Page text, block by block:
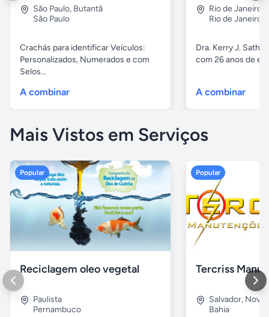
São Paulo, Butantâ
São Paulo
Crachás para identificar Veículos:
Personalizados, Numerados e com
Selos...
A combinar
Rio de Janeiro
Rio de Janeiro
Dra. Kerry J.
com 26 anos de
A combinar
Mais Vistos em Serviços
Popular
Reciclagem oleo vegetal
Paulista
Pernambuco
Popular
Salvador, Nova
Bahia